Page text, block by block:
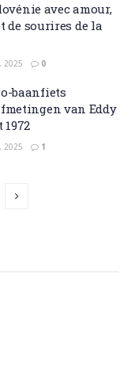
avec amour,
de sourires de la
2025 0
baanfiets
van Eddy
2025 1